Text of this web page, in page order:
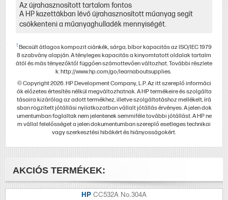
Az újrahasznosított tartalom fontos
A HP kazettákban lévő újrahasznosított műanyag segít
csökkenteni a műanyaghulladék mennyiségét.
1 Becsült átlagos kompozit ciánkék, sárga, bíbor kapacitás az ISO/IEC 1979
8 szabvány alapján. A tényleges kapacitás a kinyomtatott oldalak tartalm
ától és más tényezőktől függően számottevően változhat. További részlete
k: http://www.hp.com/go/learnaboutsupplies.
© Copyright 2026. HP Development Company, L.P. Az itt szereplő informáci
ók előzetes értesítés nélkül megváltozhatnak. A HP termékeire és szolgálta
tásaira kizárólag az adott termékhez, illetve szolgáltatáshoz mellékelt, írá
sban rögzített jótállási nyilatkozatban vállalt jótállás érvényes. A jelen dok
umentumban foglaltak nem jelentenek semmiféle további jótállást. A HP ne
m vállal felelősséget a jelen dokumentumban szereplő esetleges technikai
vagy szerkesztési hibákért és hiányosságokért.
AKCIÓS TERMÉKEK:
HP CC532A No.304A